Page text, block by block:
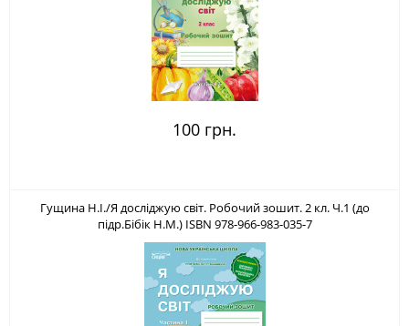
100 грн.
Гущина Н.І./Я досліджую світ. Робочий зошит. 2 кл. Ч.1 (до
підр.Бібік Н.М.) ISBN 978-966-983-035-7